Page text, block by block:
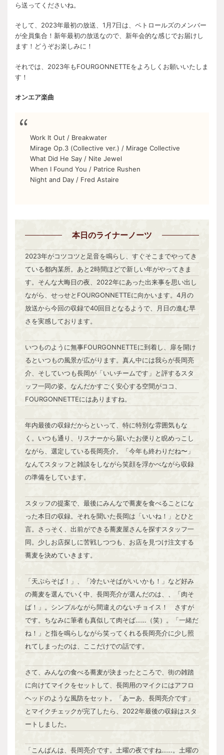
ら送ってくださいね。
そして、2023年最初の放送、1月7日は、ペトロールズのメンバー
が全員集合！新年最初の放送なので、新年会的な感じでお届けし
ます！どうぞお楽しみに！
それでは、2023年もFOURGONNETTEをよろしくお願いいたしま
す！
オンエア楽曲
Work It Out / Breakwater
Mirage Op.3 (Collective ver.) / Mirage Collective
What Did He Say / Nite Jewel
When I Found You / Patrice Rushen
Night and Day / Fred Astaire
本日のライナーノーツ
2023年がコツコツと足音を鳴らし、すぐそこまでやってき
ている都内某所。あと2時間ほどで新しい年がやってきま
す。そんな大晦日の夜、2022年にあった出来事を思い出し
ながら、せっせとFOURGONNETTEに向かいます。4月の
放送から今回の収録で40回目となるようで、月日の進む早
さを実感しております。
いつものように無事FOURGONNETTEに到着し、扉を開け
るといつもの風景が広がります。真ん中には我らが長岡亮
介、そしていつも長岡が「いいチームです」と評するスタ
ッフ一同の姿。なんだかすごく安心する空間がココ、
FOURGONNETTEにはありますね。
年内最後の収録だからといって、特に特別な雰囲気もな
く。いつも通り、リスナーから届いたお便りと睨めっこし
ながら、選定している長岡亮介。「今年も終わりだね〜」
なんてスタッフと雑談をしながら笑顔を浮かべながら収録
の準備をしています。
スタッフの提案で、最後にみんなで蕎麦を食べることにな
った本日の収録。それを聞いた長岡は「いいね！」とひと
言。さっそく、出前ができる蕎麦屋さんを探すスタッフ一
同。少しお店探しに苦戦しつつも、お店を見つけ注文する
蕎麦を決めていきます。
「天ぷらそば！」、「冷たいそばがいいかも！」など好み
の蕎麦を選んでいく中、長岡亮介が選んだのは、、「肉そ
ば！」。シンプルながら間違えのないチョイス！ さすが
です。ちなみに筆者も真似して肉そば……（笑）。「一緒だ
ね！」と指を鳴らしながら笑ってくれる長岡亮介に少し照
れてしまったのは、ここだけでの話です。
さて、みんなの食べる蕎麦が決まったところで、街の雑踏
に向けてマイクをセットして、長岡用のマイクにはアフロ
ヘッドのような風防をセット。「あーあ、長岡亮介です」
とマイクチェックが完了したら、2022年最後の収録はスタ
ートしました。
「こんばんは、長岡亮介です。土曜の夜ですね……。土曜の